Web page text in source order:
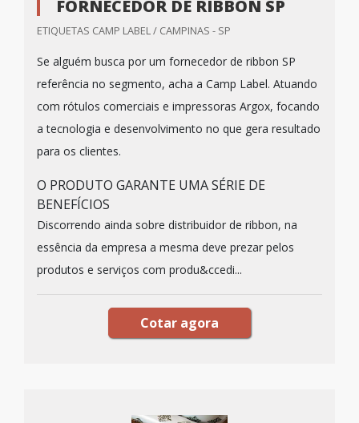
FORNECEDOR DE RIBBON SP
ETIQUETAS CAMP LABEL / CAMPINAS - SP
Se alguém busca por um fornecedor de ribbon SP
referência no segmento, acha a Camp Label. Atuando
com rótulos comerciais e impressoras Argox, focando
a tecnologia e desenvolvimento no que gera resultado
para os clientes.
O PRODUTO GARANTE UMA SÉRIE DE
BENEFÍCIOS
Discorrendo ainda sobre distribuidor de ribbon, na
essência da empresa a mesma deve prezar pelos
produtos e serviços com produ&ccedi...
Cotar agora